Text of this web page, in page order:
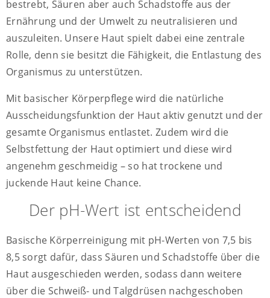
bestrebt, Säuren aber auch Schadstoffe aus der
Ernährung und der Umwelt zu neutralisieren und
auszuleiten. Unsere Haut spielt dabei eine zentrale
Rolle, denn sie besitzt die Fähigkeit, die Entlastung des
Organismus zu unterstützen.
Mit basischer Körperpflege wird die natürliche
Ausscheidungsfunktion der Haut aktiv genutzt und der
gesamte Organismus entlastet. Zudem wird die
Selbstfettung der Haut optimiert und diese wird
angenehm geschmeidig – so hat trockene und
juckende Haut keine Chance.
Der pH-Wert ist entscheidend
Basische Körperreinigung mit pH-Werten von 7,5 bis
8,5 sorgt dafür, dass Säuren und Schadstoffe über die
Haut ausgeschieden werden, sodass dann weitere
über die Schweiß- und Talgdrüsen nachgeschoben